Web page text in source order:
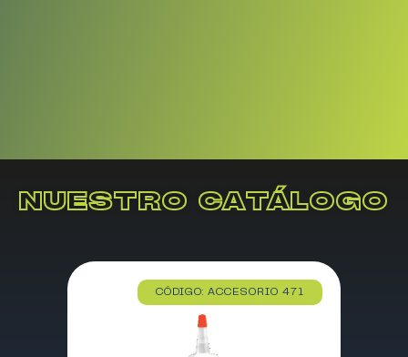
NUESTRO CATÁLOGO
CÓDIGO: ACCESORIO 471